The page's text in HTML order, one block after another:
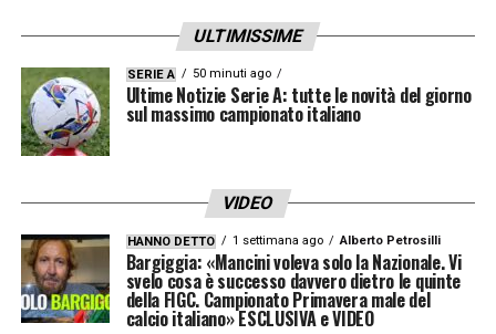
ULTIMISSIME
SERIE A 50 minuti ago
Ultime Notizie Serie A: tutte le novità del giorno
sul massimo campionato italiano
VIDEO
HANNO DETTO 1 settimana ago Alberto Petrosilli
Bargiggia: «Mancini voleva solo la Nazionale. Vi
svelo cosa è successo davvero dietro le quinte
della FIGC. Campionato Primavera male del
calcio italiano» ESCLUSIVA e VIDEO